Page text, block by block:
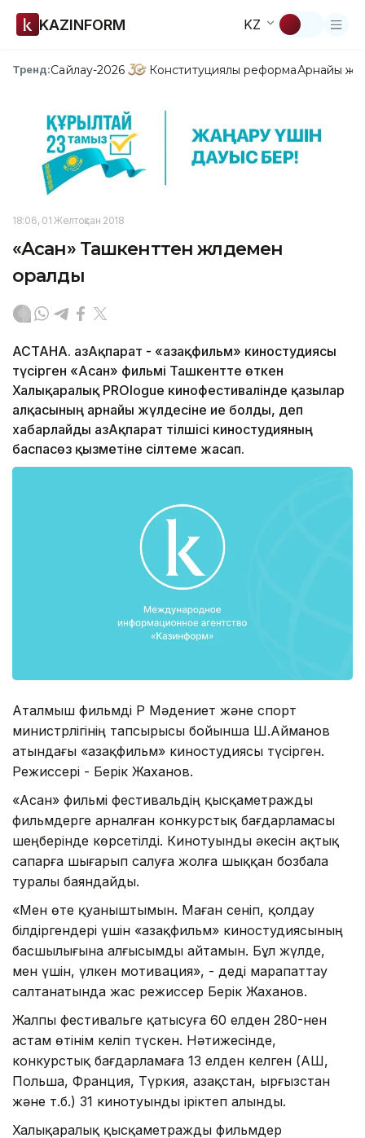
KAZINFORM KZ
Тренд:Сайлау-2026 Конституциялық реформаАрнайы
18:06, 01 Желтоқсан 2018
«Асан» Ташкенттен жүлдемен
оралды
АСТАНА. ҚазАқпарат - «Қазақфильм» киностудиясы
түсірген «Асан» фильмі Ташкентте өткен
Халықаралық PROlogue кинофестивалінде қазылар
алқасының арнайы жүлдесіне ие болды, деп
хабарлайды ҚазАқпарат тілшісі киностудияның
баспасөз қызметіне сілтеме жасап.
Аталмыш фильмді ҚР Мәдениет және спорт
министрлігінің тапсырысы бойынша Ш.Айманов
атындағы «Қазақфильм» киностудиясы түсірген.
Режиссері - Берік Жаханов.
«Асан» фильмі фестивальдің қысқаметражды
фильмдерге арналған конкурстық бағдарламасы
шеңберінде көрсетілді. Кинотуынды әкесін ақтық
сапарға шығарып салуға жолға шыққан бозбала
туралы баяндайды.
«Мен өте қуаныштымын. Маған сеніп, қолдау
білдіргендері үшін «Қазақфильм» киностудиясының
басшылығына алғысымды айтамын. Бұл жүлде,
мен үшін, үлкен мотивация», - деді марапаттау
салтанатында жас режиссер Берік Жаханов.
Жалпы фестивальге қатысуға 60 елден 280-нен
астам өтінім келіп түскен. Нәтижесінде,
конкурстық бағдарламаға 13 елден келген (АҚШ,
Польша, Франция, Түркия, Қазақстан, Қырғызстан
және т.б.) 31 кинотуынды іріктеп алынды.
Халықаралық қысқаметражды фильмдер